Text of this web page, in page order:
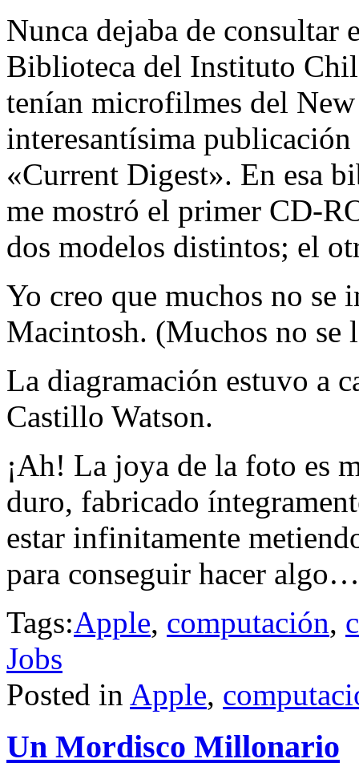
Nunca dejaba de consultar
Biblioteca del Instituto
tenían microfilmes del
interesantísima
«Current Digest». En esa
me mostró el primer CD-
dos modelos distintos; el
Yo creo que muchos no se
Macintosh. (Muchos no se
La diagramación estuvo a
Castillo Watson.
¡Ah! La joya de la foto es
duro, fabricado
estar infinitamente
para conseguir hacer algo…
Tags:Apple, computación,
Jobs
Posted in Apple,
Un Mordisco Millonario